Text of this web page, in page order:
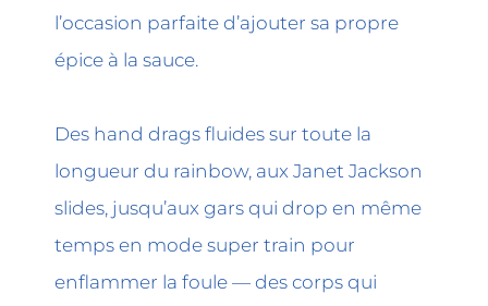
l’occasion parfaite d’ajouter sa propre
épice à la sauce.
Des hand drags fluides sur toute la
longueur du rainbow, aux Janet Jackson
slides, jusqu’aux gars qui drop en même
temps en mode super train pour
enflammer la foule — des corps qui